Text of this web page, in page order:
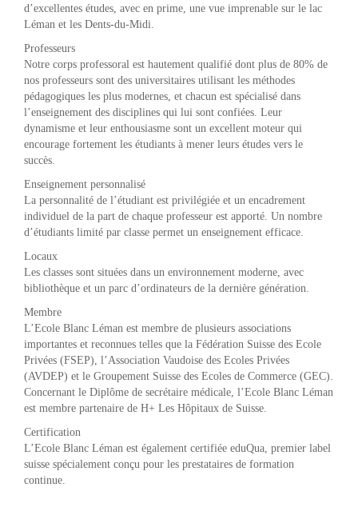
d’excellentes études, avec en prime, une vue imprenable sur le lac
Léman et les Dents-du-Midi.
Professeurs
Notre corps professoral est hautement qualifié dont plus de 80% de
nos professeurs sont des universitaires utilisant les méthodes
pédagogiques les plus modernes, et chacun est spécialisé dans
l’enseignement des disciplines qui lui sont confiées. Leur
dynamisme et leur enthousiasme sont un excellent moteur qui
encourage fortement les étudiants à mener leurs études vers le
succès.
Enseignement personnalisé
La personnalité de l’étudiant est privilégiée et un encadrement
individuel de la part de chaque professeur est apporté. Un nombre
d’étudiants limité par classe permet un enseignement efficace.
Locaux
Les classes sont situées dans un environnement moderne, avec
bibliothèque et un parc d’ordinateurs de la dernière génération.
Membre
L’Ecole Blanc Léman est membre de plusieurs associations
importantes et reconnues telles que la Fédération Suisse des Ecole
Privées (FSEP), l’Association Vaudoise des Ecoles Privées
(AVDEP) et le Groupement Suisse des Ecoles de Commerce (GEC).
Concernant le Diplôme de secrétaire médicale, l’Ecole Blanc Léman
est membre partenaire de H+ Les Hôpitaux de Suisse.
Certification
L’Ecole Blanc Léman est également certifiée eduQua, premier label
suisse spécialement conçu pour les prestataires de formation
continue.